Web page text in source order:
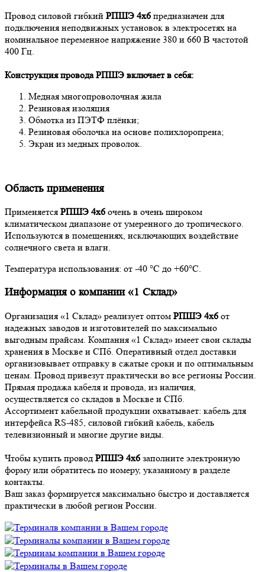
Провод силовой гибкий РПШЭ 4х6 предназначен для
подключения неподвижных установок в электросетях на
номинальное переменное напряжение 380 и 660 В частотой
400 Гц.
Конструкция провода РПШЭ включает в себя:
Медная многопроволочная жила
Резиновая изоляция
Обмотка из ПЭТФ плёнки;
Резиновая оболочка на основе полихлоропрена;
Экран из медных проволок.
Область применения
Применяется РПШЭ 4х6 очень в очень широком
климатическом диапазоне от умеренного до тропического.
Используются в помещениях, исключающих воздействие
солнечного света и влаги.
Температура использования: от -40 °С до +60°С.
Информация о компании «1 Склад»
Организация «1 Склад» реализует оптом РПШЭ 4х6 от
надежных заводов и изготовителей по максимально
выгодным прайсам. Компания «1 Склад» имеет свои склады
хранения в Москве и СПб. Оперативный отдел доставки
организовывает отправку в сжатые сроки и по оптимальным
ценам. Провод привезут практически во все регионы России.
Прямая продажа кабеля и провода, из наличия,
осуществляется со складов в Москве и СПб.
Ассортимент кабельной продукции охватывает: кабель для
интерфейса RS-485, силовой гибкий кабель, кабель
телевизионный и многие другие виды.
Чтобы купить провод РПШЭ 4х6 заполните электронную
форму или обратитесь по номеру, указанному в разделе
контакты.
Ваш заказ формируется максимально быстро и доставляется
практически в любой регион России.